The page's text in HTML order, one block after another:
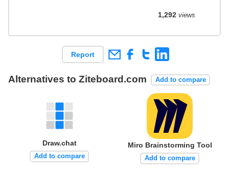
1,292views
Report
Alternatives to Ziteboard.com Add to compare
Draw.chat
Add to compare
Miro Brainstorming Tool
Add to compare